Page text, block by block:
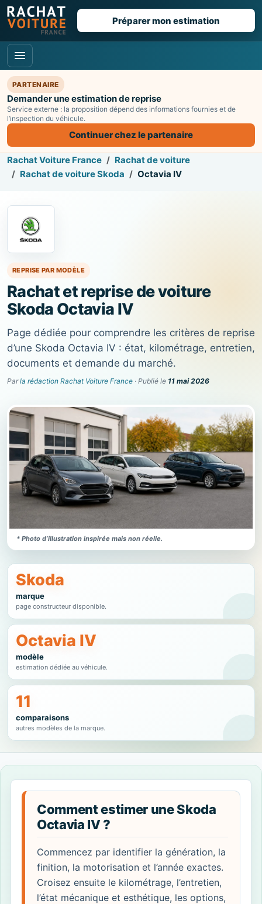
Préparer mon estimation
PARTENAIRE
Demander une estimation de reprise
Service externe : la proposition dépend des informations fournies et de
l’inspection du véhicule.
Continuer chez le partenaire
Rachat Voiture France
Rachat de voiture
Rachat de voiture Skoda
Octavia IV
REPRISE PAR MODÈLE
Rachat et reprise de voiture
Skoda Octavia IV
Page dédiée pour comprendre les critères de reprise
d’une Skoda Octavia IV : état, kilométrage, entretien,
documents et demande du marché.
Parla rédaction Rachat Voiture France · Publié le 11 mai 2026
* Photo d’illustration inspirée mais non réelle.
Skoda
marque
page constructeur disponible.
Octavia IV
modèle
estimation dédiée au véhicule.
11
comparaisons
autres modèles de la marque.
Comment estimer une Skoda
Octavia IV ?
Commencez par identifier la génération, la
finition, la motorisation et l’année exactes.
Croisez ensuite le kilométrage, l’entretien,
l’état mécanique et esthétique, les options,